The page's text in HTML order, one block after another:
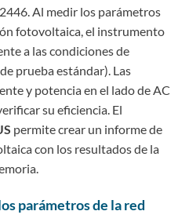
Al medir los parámetros
fotovoltaica, el instrumento
a las condiciones de
prueba estándar). Las
y potencia en el lado de AC
su eficiencia. El
permite crear un informe de
con los resultados de la
parámetros de la red